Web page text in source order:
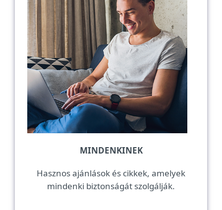
MINDENKINEK
Hasznos ajánlások és cikkek, amelyek
mindenki biztonságát szolgálják.